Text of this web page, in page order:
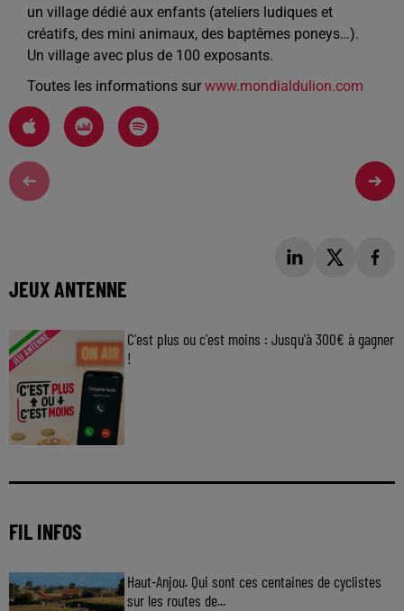
un village dédié aux enfants (ateliers ludiques et
créatifs, des mini animaux, des baptêmes poneys…).
Un village avec plus de 100 exposants.
Toutes les informations sur www.mondialdulion.com
JEUX ANTENNE
C'est plus ou c'est moins : Jusqu'à 300€ à gagner
!
FIL INFOS
Haut-Anjou. Qui sont ces centaines de cyclistes
sur les routes de...